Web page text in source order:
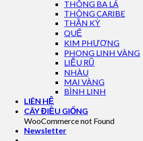
THÔNG BA LÁ
THÔNG CARIBE
THẦN KỲ
QUẾ
KIM PHƯỢNG
PHONG LINH VÀNG
LIỄU RŨ
NHÀU
MAI VÀNG
BÌNH LINH
LIÊN HỆ
CÂY ĐIỀU GIỐNG
WooCommerce not Found
Newsletter